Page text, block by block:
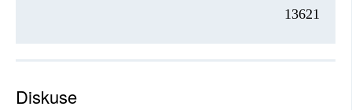
13621
Diskuse